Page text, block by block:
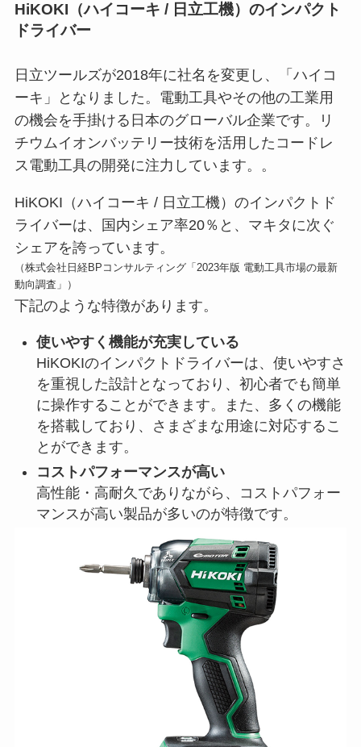
HiKOKI（ハイコーキ / 日立工機）のインパクト
ドライバー
日立ツールズが2018年に社名を変更し、「ハイコ
ーキ」となりました。電動工具やその他の工業用
の機会を手掛ける日本のグローバル企業です。リ
チウムイオンバッテリー技術を活用したコードレ
ス電動工具の開発に注力しています。。
HiKOKI（ハイコーキ / 日立工機）のインパクトド
ライバーは、国内シェア率20％と、マキタに次ぐ
シェアを誇っています。
（株式会社日経BPコンサルティング「2023年版 電動工具市場の最新
動向調査」）
下記のような特徴があります。
使いやすく機能が充実している
HiKOKIのインパクトドライバーは、使いやすさ
を重視した設計となっており、初心者でも簡単
に操作することができます。また、多くの機能
を搭載しており、さまざまな用途に対応するこ
とができます。
コストパフォーマンスが高い
高性能・高耐久でありながら、コストパフォー
マンスが高い製品が多いのが特徴です。